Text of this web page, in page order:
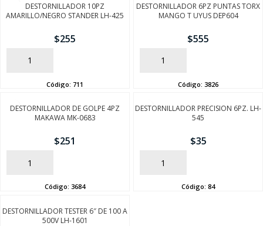
DESTORNILLADOR 10PZ
AMARILLO/NEGRO STANDER LH-425
$255
AÑADIR
Código: 711
DESTORNILLADOR 6PZ PUNTAS TORX
MANGO T UYUS DEP604
$555
AÑADIR
Código: 3826
DESTORNILLADOR DE GOLPE 4PZ
MAKAWA MK-0683
$251
AÑADIR
Código: 3684
DESTORNILLADOR PRECISION 6PZ. LH-
545
$35
AÑADIR
Código: 84
DESTORNILLADOR TESTER 6″ DE 100 A
500V LH-1601